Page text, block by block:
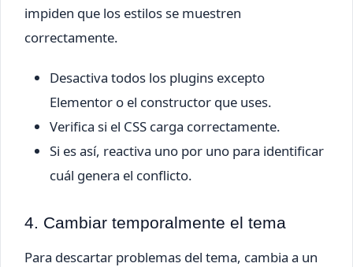
impiden que los estilos se muestren
correctamente.
Desactiva todos los plugins excepto
Elementor o el constructor que uses.
Verifica si el CSS carga correctamente.
Si es así, reactiva uno por uno para identificar
cuál genera el conflicto.
4. Cambiar temporalmente el tema
Para descartar problemas del tema, cambia a un